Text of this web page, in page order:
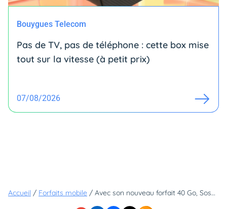
Bouygues Telecom
Pas de TV, pas de téléphone : cette box mise
tout sur la vitesse (à petit prix)
07/08/2026
Accueil / Forfaits mobile / Avec son nouveau forfait 40 Go, Sosh vient se mêler à la bataille entre RED et B&YOU